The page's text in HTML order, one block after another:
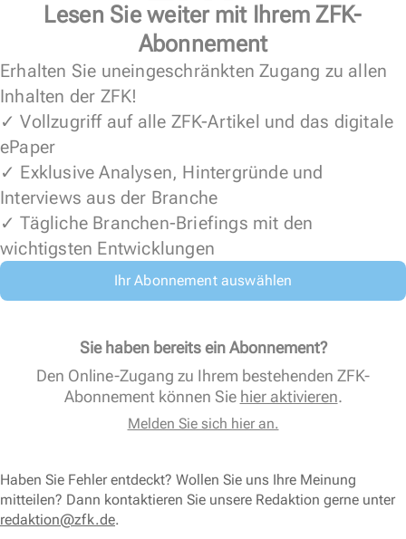
Lesen Sie weiter mit Ihrem ZFK-
Abonnement
Erhalten Sie uneingeschränkten Zugang zu allen
Inhalten der ZFK!
✓ Vollzugriff auf alle ZFK-Artikel und das digitale
ePaper
✓ Exklusive Analysen, Hintergründe und
Interviews aus der Branche
✓ Tägliche Branchen-Briefings mit den
wichtigsten Entwicklungen
Ihr Abonnement auswählen
Sie haben bereits ein Abonnement?
Den Online-Zugang zu Ihrem bestehenden ZFK-
Abonnement können Sie hier aktivieren.
Melden Sie sich hier an.
Haben Sie Fehler entdeckt? Wollen Sie uns Ihre Meinung
mitteilen? Dann kontaktieren Sie unsere Redaktion gerne unter
redaktion@zfk.de.